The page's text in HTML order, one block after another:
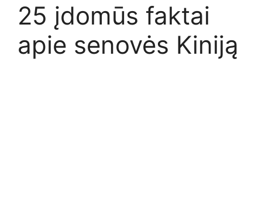
25 įdomūs faktai
apie senovės Kiniją